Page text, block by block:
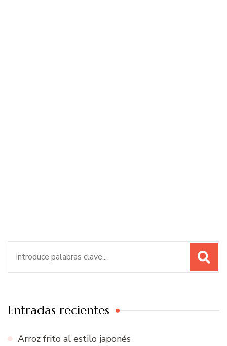
Entradas recientes
Arroz frito al estilo japonés